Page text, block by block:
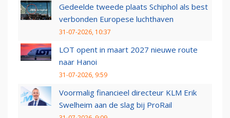
Gedeelde tweede plaats Schiphol als best
verbonden Europese luchthaven
31-07-2026, 10:37
LOT opent in maart 2027 nieuwe route
naar Hanoi
31-07-2026, 9:59
Voormalig financieel directeur KLM Erik
Swelheim aan de slag bij ProRail